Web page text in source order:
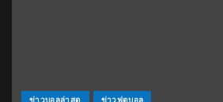
ข่าวบอลล่าสุด ข่าวฟุตบอล